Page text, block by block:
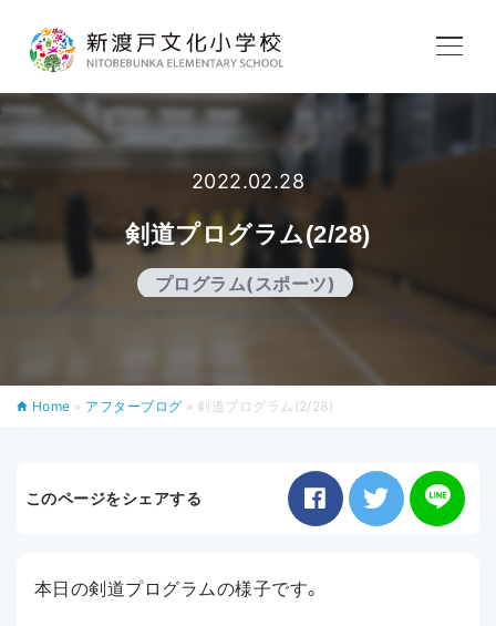
学校生活
2022.02.28
剣道プログラム(2/28)
プログラム(スポーツ)
Home » アフターブログ »剣道プログラム(2/28)
このページをシェアする
本日の剣道プログラムの様子です。